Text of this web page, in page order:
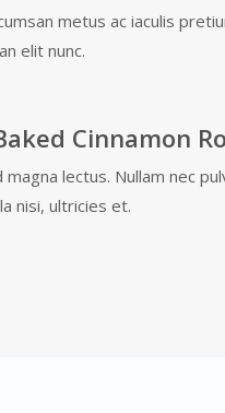
metus ac iaculis
elit nunc.
Cinnamon
magna lectus. Nullam nec
nisi, ultricies et.